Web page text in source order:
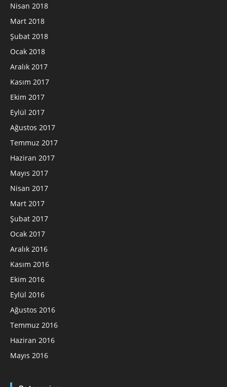
Nisan 2018
Mart 2018
Şubat 2018
Ocak 2018
Aralık 2017
Kasım 2017
Ekim 2017
Eylül 2017
Ağustos 2017
Temmuz 2017
Haziran 2017
Mayıs 2017
Nisan 2017
Mart 2017
Şubat 2017
Ocak 2017
Aralık 2016
Kasım 2016
Ekim 2016
Eylül 2016
Ağustos 2016
Temmuz 2016
Haziran 2016
Mayıs 2016